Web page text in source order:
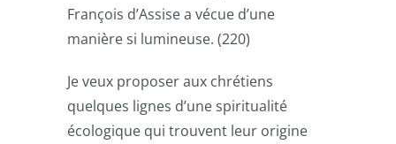
François d’Assise a vécue d’une
manière si lumineuse. (220)
Je veux proposer aux chrétiens
quelques lignes d’une spiritualité
écologique qui trouvent leur origine